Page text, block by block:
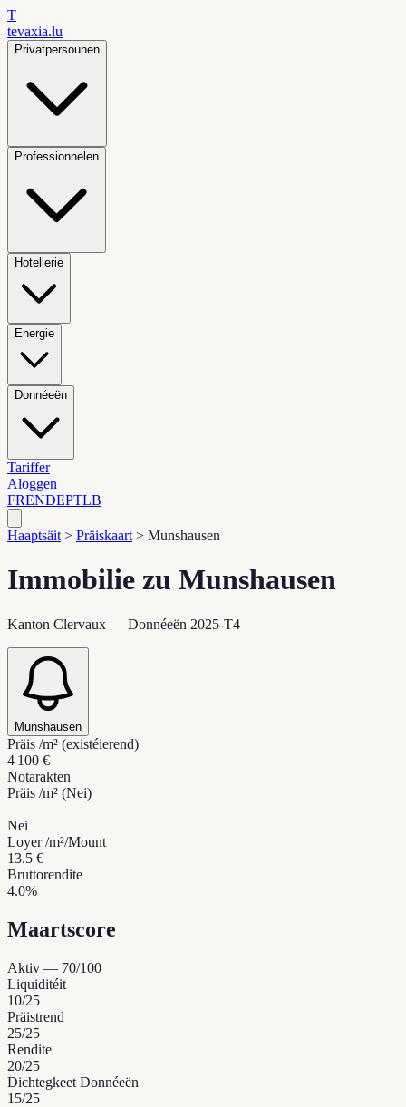
T
tevaxia.lu
Privatpersounen
Professionnelen
Hotellerie
Energie
Donnéeën
Tariffer
Aloggen
FRENDEPTLB
Haaptsäit > Präiskaart > Munshausen
Immobilie zu Munshausen
Kanton Clervaux — Donnéeën 2025-T4
Munshausen
Präis /m² (existéierend)
4 100 €
Notarakten
Präis /m² (Nei)
—
Nei
Loyer /m²/Mount
13.5 €
Bruttorendite
4.0%
Maartscore
Aktiv — 70/100
Liquiditéit
10/25
Präistrend
25/25
Rendite
20/25
Dichtegkeet Donnéeën
15/25